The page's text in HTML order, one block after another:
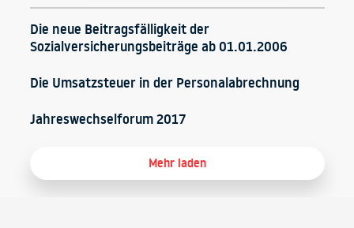
Die neue Beitragsfälligkeit der
Sozialversicherungsbeiträge ab 01.01.2006
Die Umsatzsteuer in der Personalabrechnung
Jahreswechselforum 2017
Mehr laden